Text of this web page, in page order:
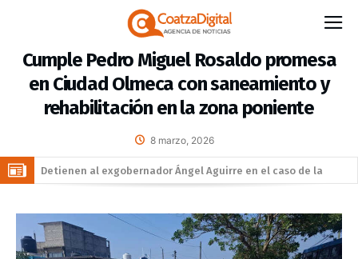
Cumple Pedro Miguel Rosaldo promesa
en Ciudad Olmeca con saneamiento y
rehabilitación en la zona poniente
8 marzo, 2026
Detienen al exgobernador Ángel Aguirre en el caso de la
Mar 2026
Llama Gobierno Municipal a la sana convivencia: continuarán
operativos “Cero Alcohol” en vía pública
Una silla de ruedas, un nuevo apoyo para Flor Alondra: Pedro